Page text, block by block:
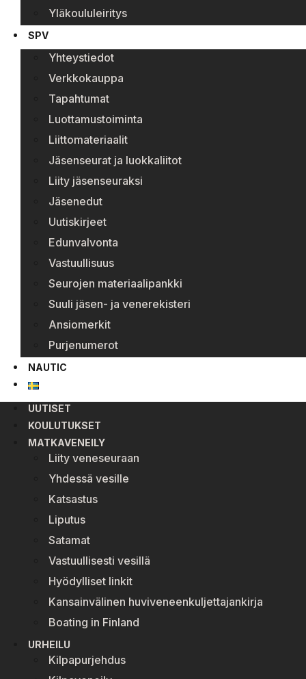
Yläkoululeiritys
SPV
Yhteystiedot
Verkkokauppa
Tapahtumat
Luottamustoiminta
Liittomateriaalit
Jäsenseurat ja luokkaliitot
Liity jäsenseuraksi
Jäsenedut
Uutiskirjeet
Edunvalvonta
Vastuullisuus
Seurojen materiaalipankki
Suuli jäsen- ja venerekisteri
Ansiomerkit
Purjenumerot
NAUTIC
UUTISET
KOULUTUKSET
MATKAVENEILY
Liity veneseuraan
Yhdessä vesille
Katsastus
Liputus
Satamat
Vastuullisesti vesillä
Hyödylliset linkit
Kansainvälinen huviveneenkuljettajankirja
Boating in Finland
URHEILU
Kilpapurjehdus